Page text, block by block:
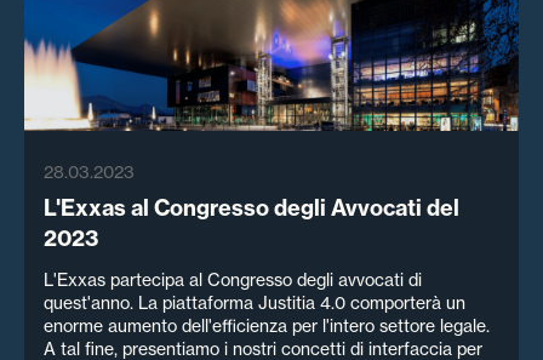
28.03.2023
L'Exxas al Congresso degli Avvocati del
2023
L'Exxas partecipa al Congresso degli avvocati di
quest'anno. La piattaforma Justitia 4.0 comporterà un
enorme aumento dell'efficienza per l'intero settore legale.
A tal fine, presentiamo i nostri concetti di interfaccia per